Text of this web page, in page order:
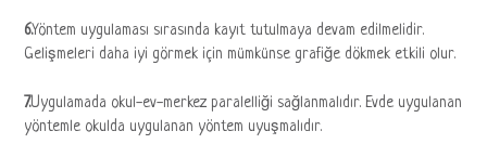
6.Yöntem uygulaması sırasında kayıt tutulmaya devam edilmelidir.
Gelişmeleri daha iyi görmek için mümkünse grafiğe dökmek etkili olur.
7.Uygulamada okul-ev-merkez paralelliği sağlanmalıdır. Evde uygulanan
yöntemle okulda uygulanan yöntem uyuşmalıdır.